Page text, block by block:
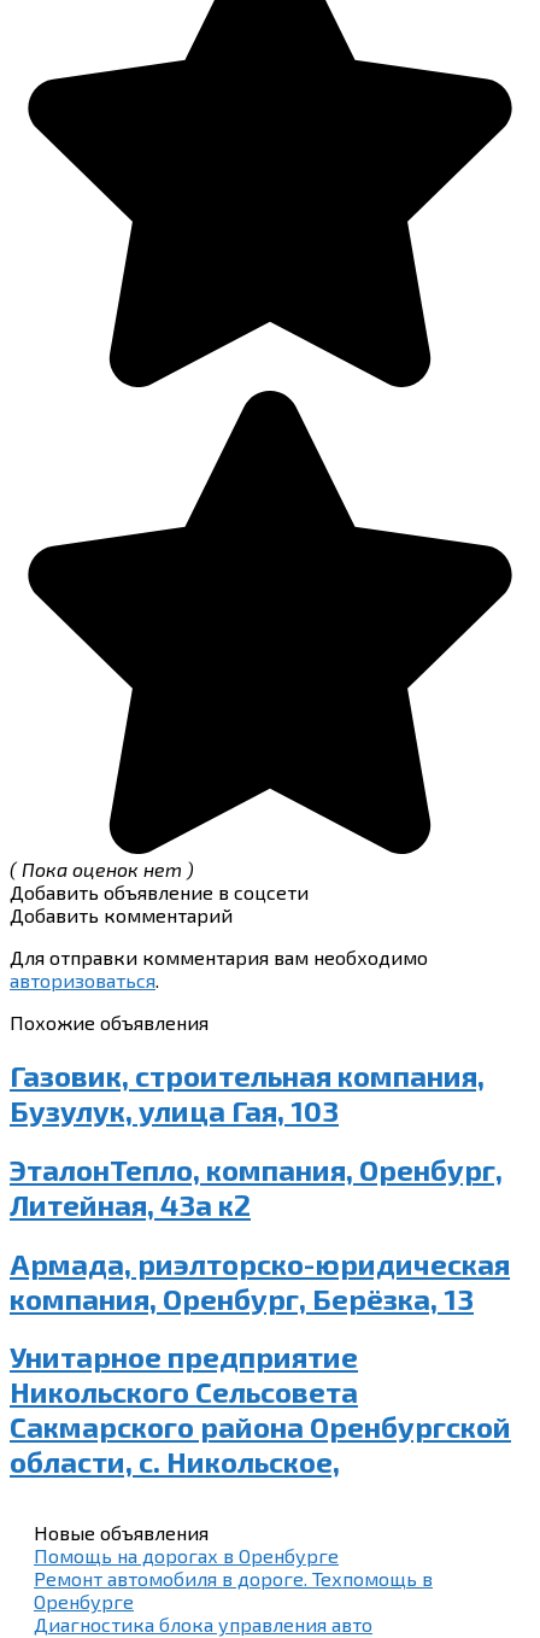
( Пока оценок нет )
Добавить объявление в соцсети
Добавить комментарий
Для отправки комментария вам необходимо
авторизоваться.
Похожие объявления
Газовик, строительная компания,
Бузулук, улица Гая, 103
ЭталонТепло, компания, Оренбург,
Литейная, 43а к2
Армада, риэлторско-юридическая
компания, Оренбург, Берёзка, 13
Унитарное предприятие
Никольского Сельсовета
Сакмарского района Оренбургской
области, с. Никольское,
Новые объявления
Помощь на дорогах в Оренбурге
Ремонт автомобиля в дороге. Техпомощь в
Оренбурге
Диагностика блока управления авто